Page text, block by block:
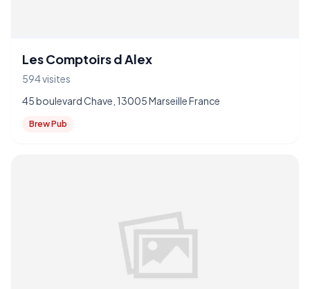
Les Comptoirs d Alex
594 visites
45 boulevard Chave, 13005 Marseille France
Brew Pub